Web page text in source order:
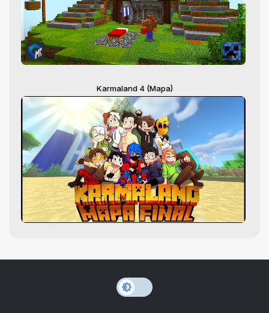
Karmaland 4 (Mapa)